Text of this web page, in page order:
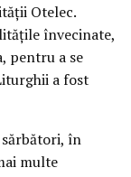
Otelec.
învecinate,
pentru a se
a fost
în
multe